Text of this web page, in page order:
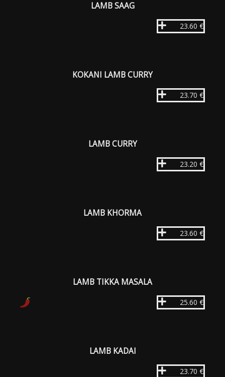
LAMB SAAG
23.60 €
KOKANI LAMB CURRY
23.70 €
LAMB CURRY
23.20 €
LAMB KHORMA
23.60 €
LAMB TIKKA MASALA
25.60 €
LAMB KADAI
23.70 €